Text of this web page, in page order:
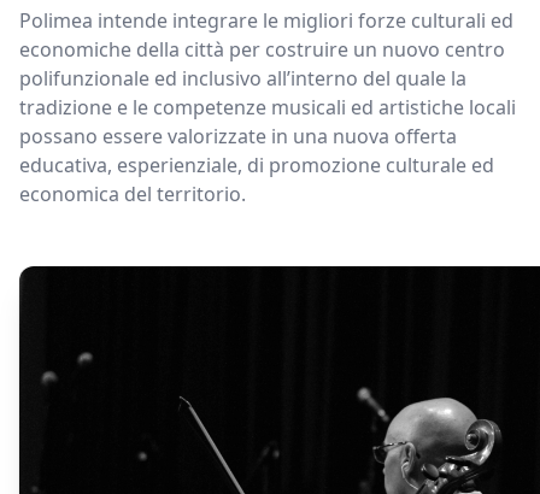
Polimea intende integrare le migliori forze culturali ed
economiche della città per costruire un nuovo centro
polifunzionale ed inclusivo all’interno del quale la
tradizione e le competenze musicali ed artistiche locali
possano essere valorizzate in una nuova offerta
educativa, esperienziale, di promozione culturale ed
economica del territorio.